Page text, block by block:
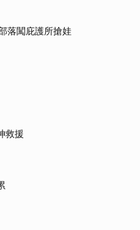
落闖庇護所搶娃
救援